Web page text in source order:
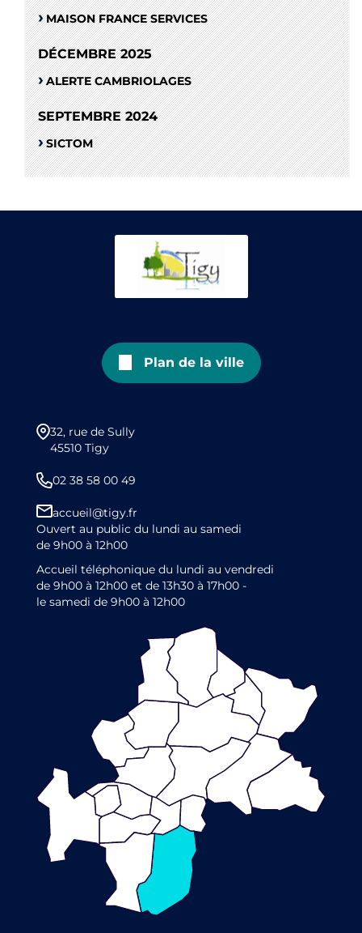
MAISON FRANCE SERVICES
DÉCEMBRE 2025
ALERTE CAMBRIOLAGES
SEPTEMBRE 2024
SICTOM
Plan de la ville
32, rue de Sully
45510 Tigy
02 38 58 00 49
accueil@tigy.fr
Ouvert au public du lundi au samedi
de 9h00 à 12h00
Accueil téléphonique du lundi au vendredi
de 9h00 à 12h00 et de 13h30 à 17h00 -
le samedi de 9h00 à 12h00